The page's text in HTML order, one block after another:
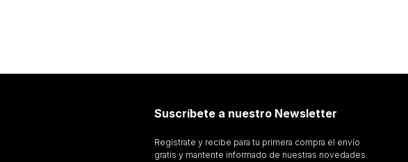
Suscríbete a nuestro Newsletter
Regístrate y recibe para tu primera compra el envío
gratis y mantente informado de nuestras novedades.